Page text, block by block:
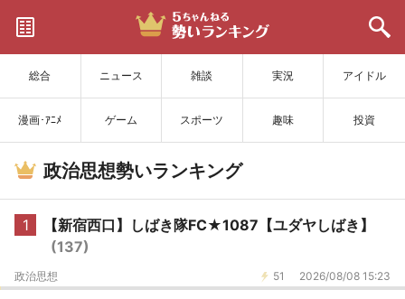
総合 ニュース 雑談 実況 アイドル
漫画･ｱﾆﾒ ゲーム スポーツ 趣味 投資
サイトを更新
政治思想勢いランキング
1
【新宿西口】しばき隊FC★1087【ユダヤしばき】
(137)
51 2026/08/08 15:23
政治思想